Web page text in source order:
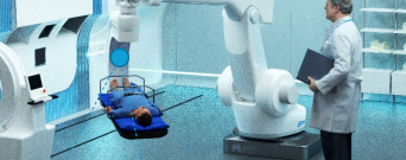
Click "Block Editor" to enter the edit